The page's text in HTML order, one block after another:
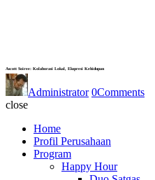
Ascott Soiree: Kolaborasi Lokal, Ekspresi Kehidupan
Administrator 0Comments
close
Home
Profil Perusahaan
Program
Happy Hour